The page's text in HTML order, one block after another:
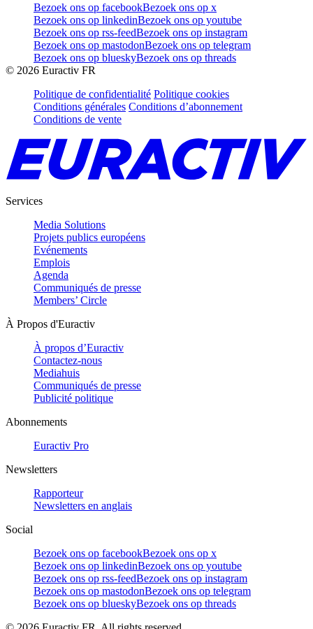
Bezoek ons op facebookBezoek ons op x
Bezoek ons op linkedinBezoek ons op youtube
Bezoek ons op rss-feedBezoek ons op instagram
Bezoek ons op mastodonBezoek ons op telegram
Bezoek ons op blueskyBezoek ons op threads
© 2026 Euractiv FR
Politique de confidentialité Politique cookies
Conditions générales Conditions d’abonnement
Conditions de vente
Services
Media Solutions
Projets publics européens
Evénements
Emplois
Agenda
Communiqués de presse
Members’ Circle
À Propos d'Euractiv
À propos d’Euractiv
Contactez-nous
Mediahuis
Communiqués de presse
Publicité politique
Abonnements
Euractiv Pro
Newsletters
Rapporteur
Newsletters en anglais
Social
Bezoek ons op facebookBezoek ons op x
Bezoek ons op linkedinBezoek ons op youtube
Bezoek ons op rss-feedBezoek ons op instagram
Bezoek ons op mastodonBezoek ons op telegram
Bezoek ons op blueskyBezoek ons op threads